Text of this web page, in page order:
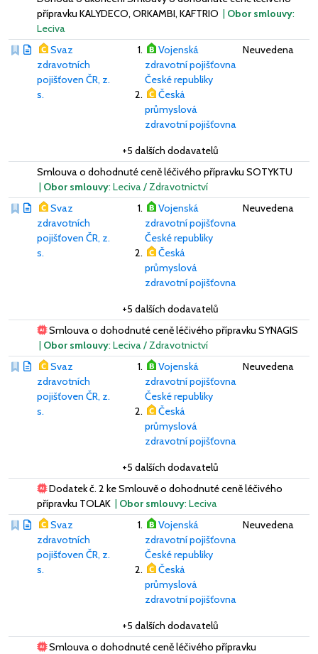
přípravku KALYDECO, ORKAMBI, KAFTRIO | Obor smlouvy:
Leciva
Svaz
zdravotních
pojišťoven ČR, z.
s.
Vojenská
zdravotní pojišťovna
České republiky
Česká
průmyslová
zdravotní pojišťovna
+5 dalších dodavatelů
Neuvedena
Smlouva o dohodnuté ceně léčivého přípravku SOTYKTU
| Obor smlouvy: Leciva / Zdravotnictví
Svaz
zdravotních
pojišťoven ČR, z.
s.
Vojenská
zdravotní pojišťovna
České republiky
Česká
průmyslová
zdravotní pojišťovna
+5 dalších dodavatelů
Neuvedena
Smlouva o dohodnuté ceně léčivého přípravku SYNAGIS
| Obor smlouvy: Leciva / Zdravotnictví
Svaz
zdravotních
pojišťoven ČR, z.
s.
Vojenská
zdravotní pojišťovna
České republiky
Česká
průmyslová
zdravotní pojišťovna
+5 dalších dodavatelů
Neuvedena
Dodatek č. 2 ke Smlouvě o dohodnuté ceně léčivého
přípravku TOLAK | Obor smlouvy: Leciva
Svaz
zdravotních
pojišťoven ČR, z.
s.
Vojenská
zdravotní pojišťovna
České republiky
Česká
průmyslová
zdravotní pojišťovna
+5 dalších dodavatelů
Neuvedena
Smlouva o dohodnuté ceně léčivého přípravku